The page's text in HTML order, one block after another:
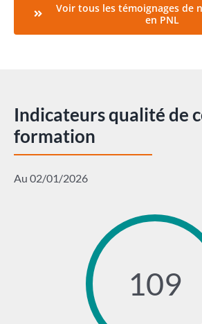
Voir tous les témoignages de
en PNL
Indicateurs qualité de
formation
Au 02/01/2026
109